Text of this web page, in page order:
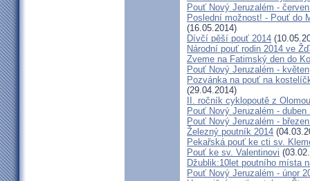
Pouť Nový Jeruzalém -
Poslední možnost! - Pouť do
(16.05.2014)
Dívčí pěší pouť 2014
Národní pouť rodin 2014 ve
Zveme na Fatimský den do
Pouť Nový Jeruzalém - květen
Pozvánka na pouť na
(29.04.2014)
II. ročník cyklopoutě z
Pouť Nový Jeruzalém - duben
Pouť Nový Jeruzalém -
Železný poutník 2014
Pekařská pouť ke cti sv.
Pouť ke sv. Valentinovi
Džublik:10let poutního místa
Pouť Nový Jeruzalém - únor